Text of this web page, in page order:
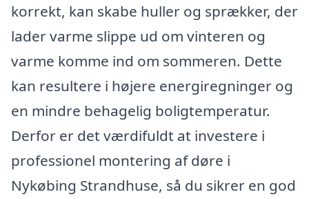
korrekt, kan skabe huller og sprækker, der
lader varme slippe ud om vinteren og
varme komme ind om sommeren. Dette
kan resultere i højere energiregninger og
en mindre behagelig boligtemperatur.
Derfor er det værdifuldt at investere i
professionel montering af døre i
Nykøbing Strandhuse, så du sikrer en god